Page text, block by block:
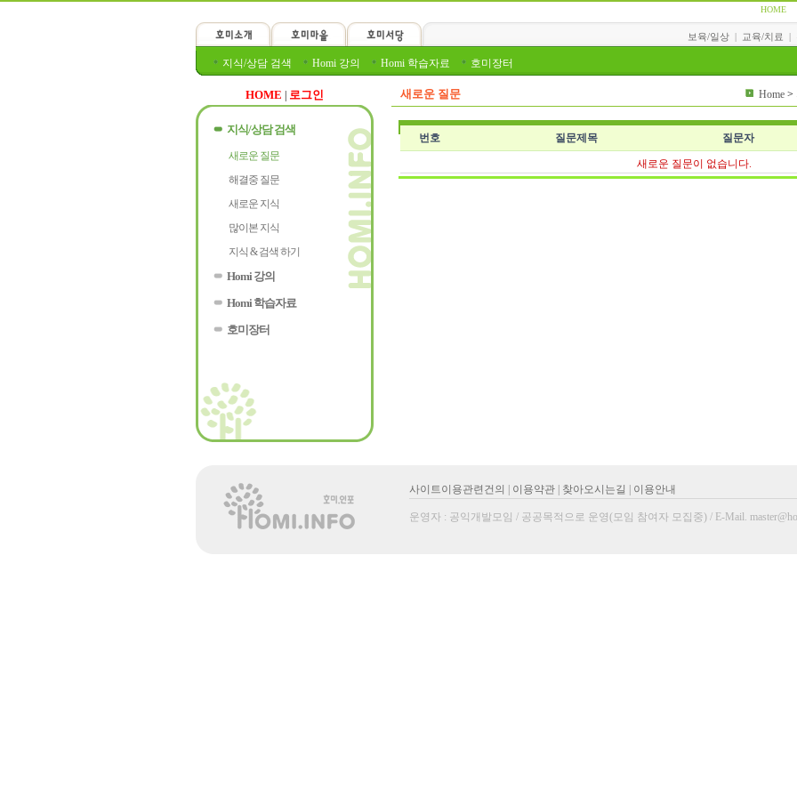
HOME
보육/일상 | 교육/치료 |
지식/상담 검색 Homi 강의 Homi 학습자료 호미장터
HOME 로그인
지식/상담 검색
새로운 질문
해결중 질문
새로운 지식
많이본 지식
지식 & 검색 하기
Homi 강의
Homi 학습자료
호미장터
사이트이용관련건의 이용약관 찾아오시는길 이용안내
운영자 : 공익개발모임 / 공공목적으로 운영(모임 참여자 모집중) / E-Mail.